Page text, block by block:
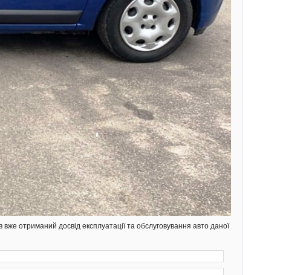
отриманий досвід експлуатації та обслуговування авто даної